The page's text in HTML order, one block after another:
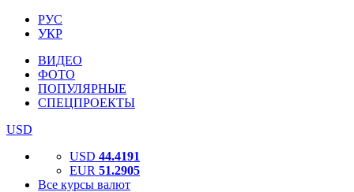
РУС
УКР
ВИДЕО
ФОТО
ПОПУЛЯРНЫЕ
СПЕЦПРОЕКТЫ
USD
USD 44.4191
EUR 51.2905
Все курсы валют